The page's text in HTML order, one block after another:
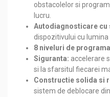
obstacolelor si
lucru.
Autodiagnosticare cu
dispozitivului cu
8 niveluri de
Siguranta: accelerare
si la sfarsitul fiecarei
Constructie solida si
sistem de deblocare